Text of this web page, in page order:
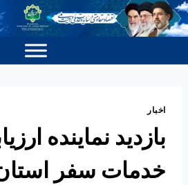
اخبار
بازدید نماینده
خدمات سفر استان